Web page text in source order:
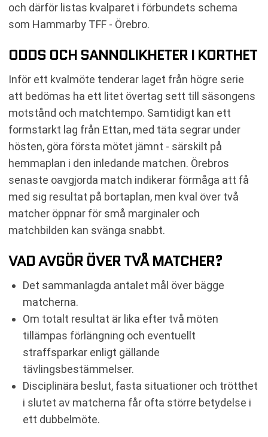
och därför listas kvalparet i förbundets schema
som Hammarby TFF - Örebro.
ODDS OCH SANNOLIKHETER I KORTHET
Inför ett kvalmöte tenderar laget från högre serie
att bedömas ha ett litet övertag sett till säsongens
motstånd och matchtempo. Samtidigt kan ett
formstarkt lag från Ettan, med täta segrar under
hösten, göra första mötet jämnt - särskilt på
hemmaplan i den inledande matchen. Örebros
senaste oavgjorda match indikerar förmåga att få
med sig resultat på bortaplan, men kval över två
matcher öppnar för små marginaler och
matchbilden kan svänga snabbt.
VAD AVGÖR ÖVER TVÅ MATCHER?
Det sammanlagda antalet mål över bägge
matcherna.
Om totalt resultat är lika efter två möten
tillämpas förlängning och eventuellt
straffsparkar enligt gällande
tävlingsbestämmelser.
Disciplinära beslut, fasta situationer och trötthet
i slutet av matcherna får ofta större betydelse i
ett dubbelmöte.